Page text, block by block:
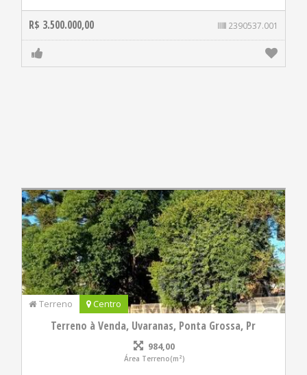
R$ 3.500.000,00 2390537.001
Terreno Centro
Terreno à Venda, Uvaranas, Ponta Grossa, Pr
984,00
Área Terreno(m²)